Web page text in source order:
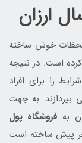
ارزان
لحظات خوش ساخته
است. در نتیجه
را برای افراد
بپردازند. به جهت
به فروشگاه پول
پیش ساخته است